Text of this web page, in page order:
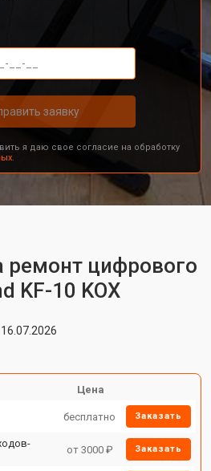
заявку
я даю свое согласие на обработку
ремонт цифрового
KF-10 KOX
Цена
бесплатно Заказать
от 3000 ₽ Заказать